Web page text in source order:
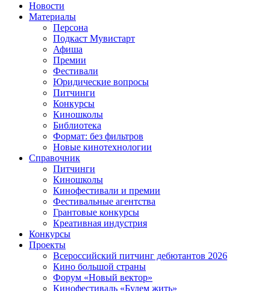
Новости
Материалы
Персона
Подкаст Мувистарт
Афиша
Премии
Фестивали
Юридические вопросы
Питчинги
Конкурсы
Киношколы
Библиотека
Формат: без фильтров
Новые кинотехнологии
Справочник
Питчинги
Киношколы
Кинофестивали и премии
Фестивальные агентства
Грантовые конкурсы
Креативная индустрия
Конкурсы
Проекты
Всероссийский питчинг дебютантов 2026
Кино большой страны
Форум «Новый вектор»
Кинофестиваль «Будем жить»